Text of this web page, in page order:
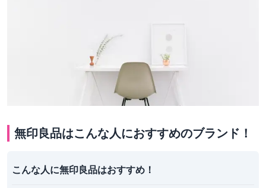
無印良品はこんな人におすすめのブランド！
こんな人に無印良品はおすすめ！